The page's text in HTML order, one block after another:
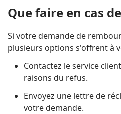
Que faire en cas
Si votre demande de
plusieurs options s'offrent à
Contactez le service
raisons du refus.
Envoyez une lettre de
votre demande.